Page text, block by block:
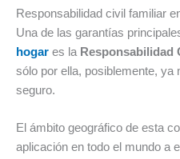
Responsabilidad civil familiar
Una de las garantías
hogar es la Responsabilidad
sólo por ella, posiblemente, ya
seguro.
El ámbito geográfico de esta
aplicación en todo el mundo a